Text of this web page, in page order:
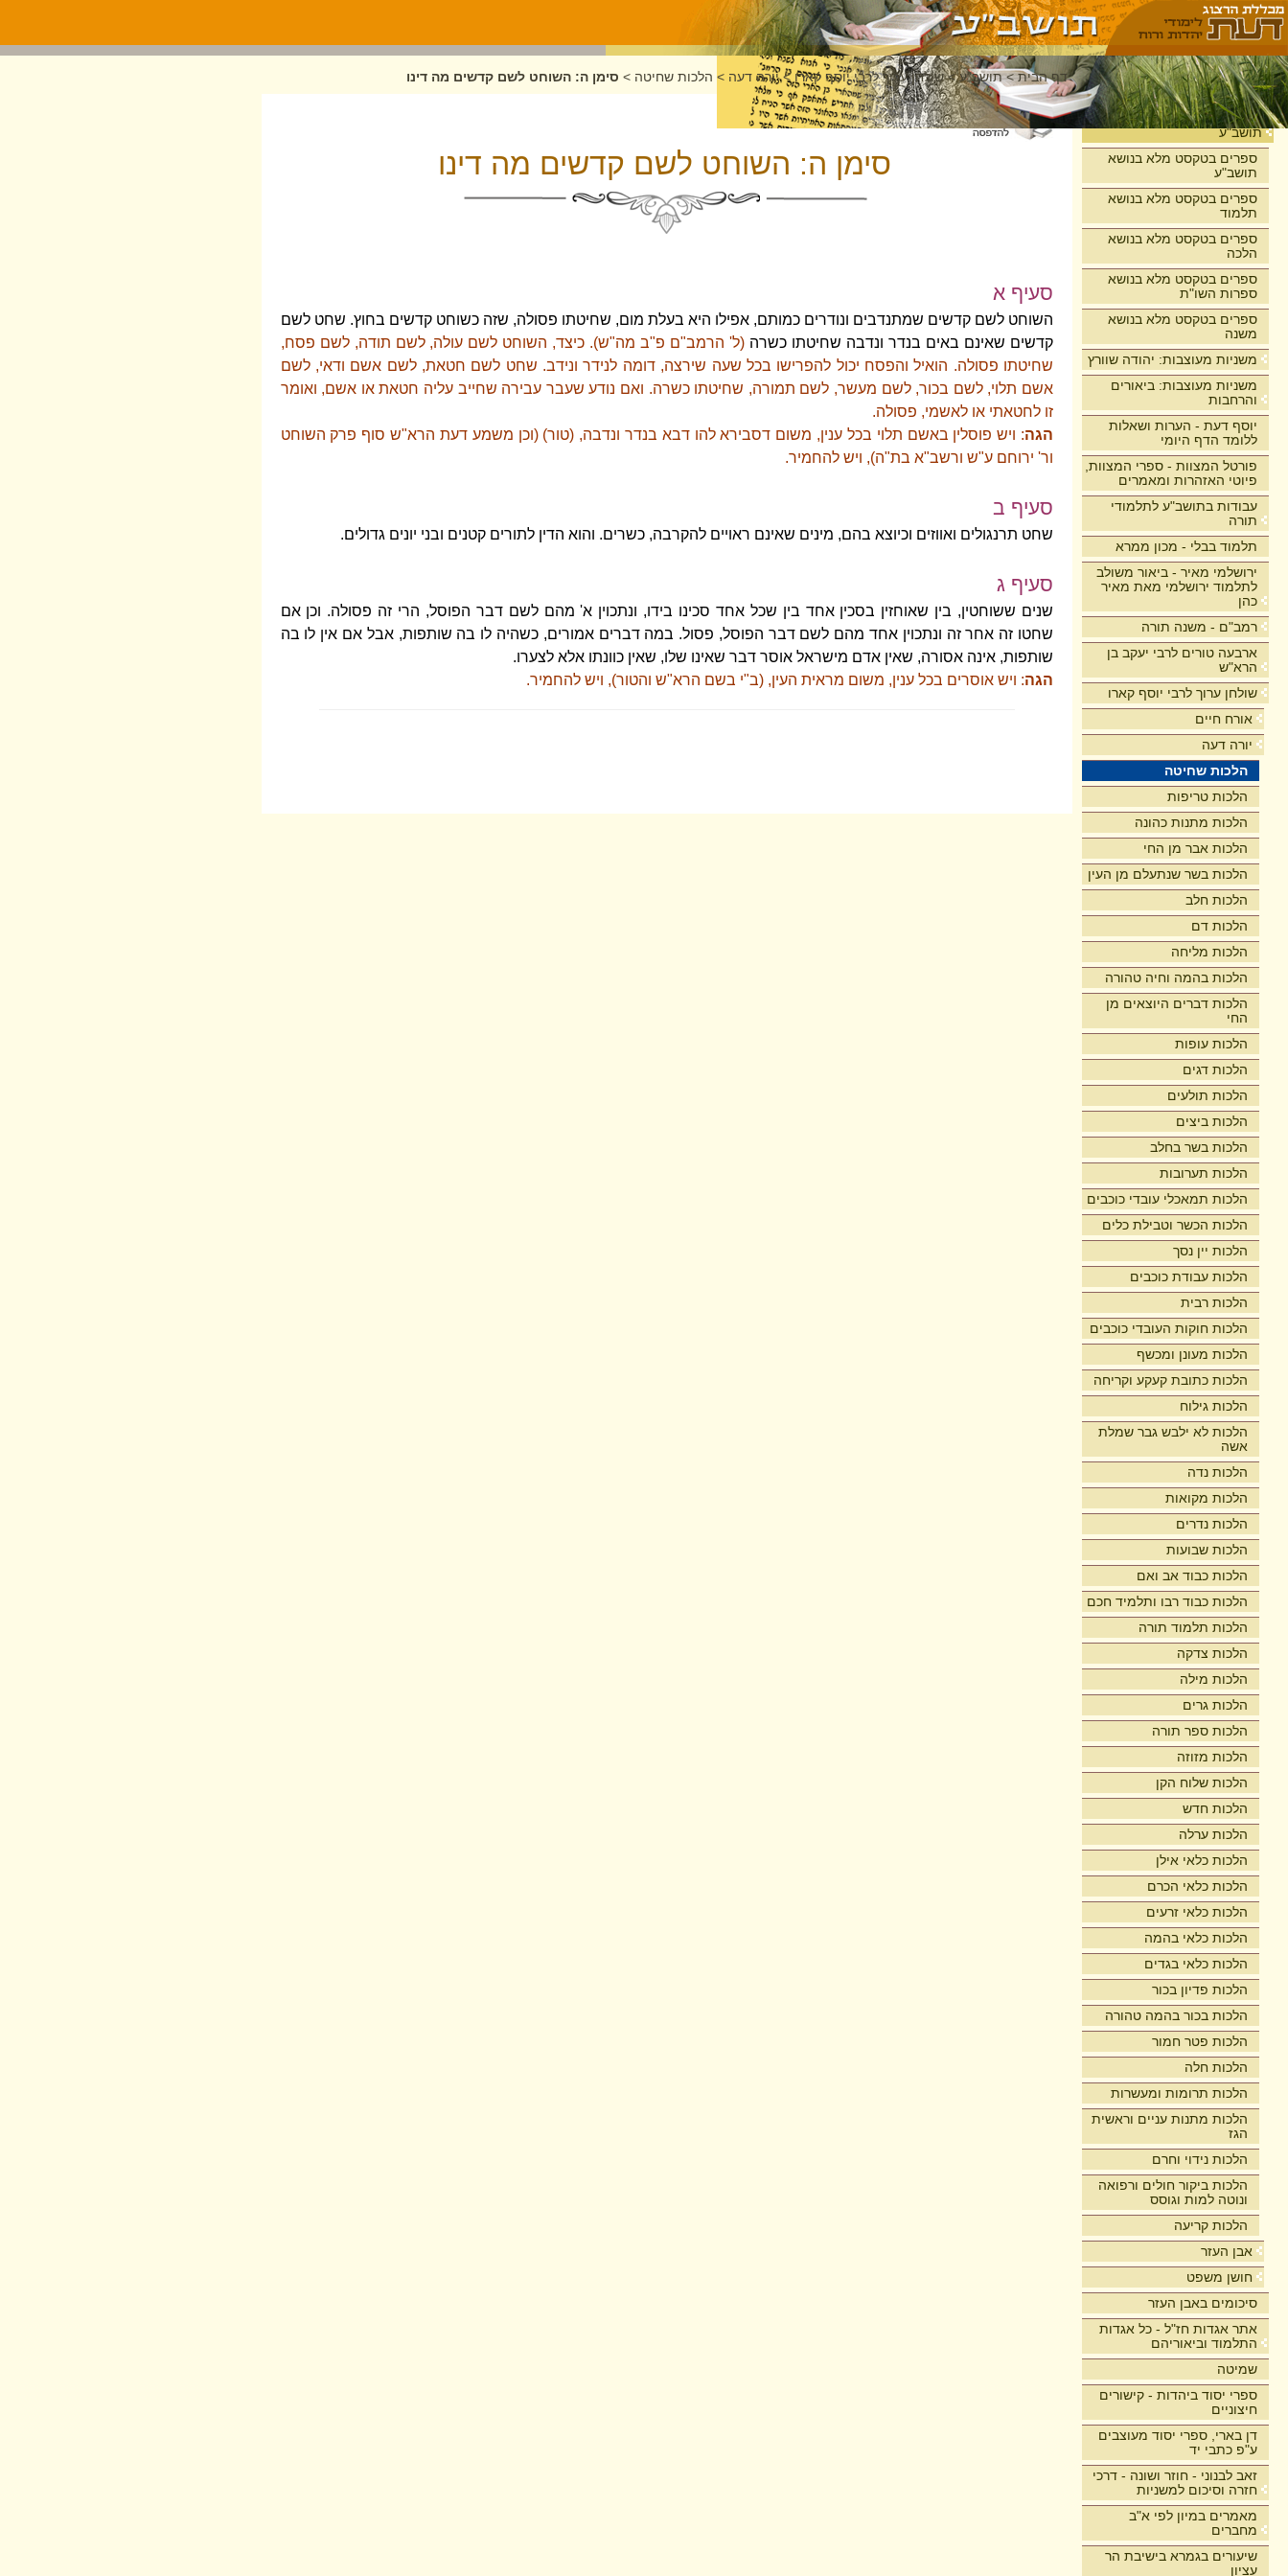
בית
תושב"ע
ספרים בטקסט מלא בנושא
תושב"ע
ספרים בטקסט מלא בנושא
תלמוד
ספרים בטקסט מלא בנושא
הלכה
ספרים בטקסט מלא בנושא
ספרות השו"ת
ספרים בטקסט מלא בנושא
משנה
משניות מעוצבות: יהודה שוורץ
משניות מעוצבות: ביאורים
והרחבות
יוסף דעת - הערות ושאלות
ללומד הדף היומי
פורטל המצוות - ספרי המצוות,
פיוטי האזהרות ומאמרים
עבודות בתושב"ע לתלמודי
תורה
תלמוד בבלי - מכון ממרא
ירושלמי מאיר - ביאור משולב
לתלמוד ירושלמי מאת מאיר
כהן
רמב"ם - משנה תורה
ארבעה טורים לרבי יעקב בן
הרא"ש
שולחן ערוך לרבי יוסף קארו
אורח חיים
יורה דעה
הלכות שחיטה
הלכות טריפות
הלכות מתנות כהונה
הלכות אבר מן החי
הלכות בשר שנתעלם מן העין
הלכות חלב
הלכות דם
הלכות מליחה
הלכות בהמה וחיה טהורה
הלכות דברים היוצאים מן
החי
הלכות עופות
הלכות דגים
הלכות תולעים
הלכות ביצים
הלכות בשר בחלב
הלכות תערובות
הלכות תמאכלי עובדי כוכבים
הלכות הכשר וטבילת כלים
הלכות יין נסך
הלכות עבודת כוכבים
הלכות רבית
הלכות חוקות העובדי כוכבים
הלכות מעונן ומכשף
הלכות כתובת קעקע וקריחה
הלכות גילוח
הלכות לא ילבש גבר שמלת
אשה
הלכות נדה
הלכות מקואות
הלכות נדרים
הלכות שבועות
הלכות כבוד אב ואם
הלכות כבוד רבו ותלמיד חכם
הלכות תלמוד תורה
הלכות צדקה
הלכות מילה
הלכות גרים
הלכות ספר תורה
הלכות מזוזה
הלכות שלוח הקן
הלכות חדש
הלכות ערלה
הלכות כלאי אילן
הלכות כלאי הכרם
הלכות כלאי זרעים
הלכות כלאי בהמה
הלכות כלאי בגדים
הלכות פדיון בכור
הלכות בכור בהמה טהורה
הלכות פטר חמור
הלכות חלה
הלכות תרומות ומעשרות
הלכות מתנות עניים וראשית
הגז
הלכות נידוי וחרם
הלכות ביקור חולים ורפואה
ונוטה למות וגוסס
הלכות קריעה
אבן העזר
חושן משפט
סיכומים באבן העזר
אתר אגדות חז"ל - כל אגדות
התלמוד וביאוריהם
שמיטה
ספרי יסוד ביהדות - קישורים
חיצוניים
דן בארי, ספרי יסוד מעוצבים
ע"פ כתבי יד
זאב לבנוני - חוזר ושונה - דרכי
חזרה וסיכום למשניות
מאמרים במיון לפי א"ב
מחברים
שיעורים בגמרא בישיבת הר
עציון
דף הבית >תושב"ע >שולחן ערוך לרבי יוסף קארו >יורה דעה > הלכות שחיטה > סימן ה: השוחט לשם קדשים מה דינו
סימן ה: השוחט לשם קדשים מה דינו
סעיף א
השוחט לשם קדשים שמתנדבים ונודרים כמותם, אפילו היא בעלת מום, שחיטתו פסולה, שזה כשוחט קדשים בחוץ. שחט לשם
קדשים שאינם באים בנדר ונדבה שחיטתו כשרה (ל' הרמב"ם פ"ב מה"ש). כיצד, השוחט לשם עולה, לשם תודה, לשם פסח,
שחיטתו פסולה. הואיל והפסח יכול להפרישו בכל שעה שירצה, דומה לנידר ונידב. שחט לשם חטאת, לשם אשם ודאי, לשם
אשם תלוי, לשם בכור, לשם מעשר, לשם תמורה, שחיטתו כשרה. ואם נודע שעבר עבירה שחייב עליה חטאת או אשם, ואומר
זו לחטאתי או לאשמי, פסולה.
הגה: ויש פוסלין באשם תלוי בכל ענין, משום דסבירא להו דבא בנדר ונדבה, (טור) (וכן משמע דעת הרא"ש סוף פרק השוחט
ור' ירוחם ע"ש ורשב"א בת"ה), ויש להחמיר.
סעיף ב
שחט תרנגולים ואווזים וכיוצא בהם, מינים שאינם ראויים להקרבה, כשרים. והוא הדין לתורים קטנים ובני יונים גדולים.
סעיף ג
שנים ששוחטין, בין שאוחזין בסכין אחד בין שכל אחד סכינו בידו, ונתכוין א' מהם לשם דבר הפוסל, הרי זה פסולה. וכן אם
שחטו זה אחר זה ונתכוין אחד מהם לשם דבר הפוסל, פסול. במה דברים אמורים, כשהיה לו בה שותפות, אבל אם אין לו בה
שותפות, אינה אסורה, שאין אדם מישראל אוסר דבר שאינו שלו, שאין כוונתו אלא לצערו.
הגה: ויש אוסרים בכל ענין, משום מראית העין, (ב"י בשם הרא"ש והטור), ויש להחמיר.